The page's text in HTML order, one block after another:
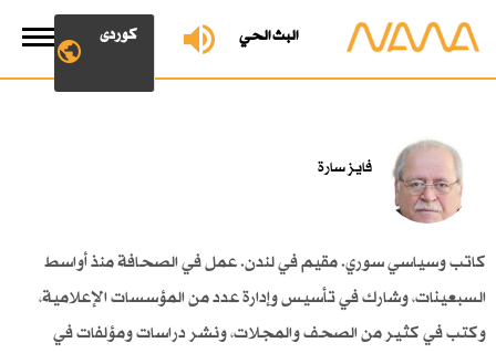
البث الحي کوردی
فايز سارة
كاتب وسياسي سوري. مقيم في لندن. عمل في الصحافة منذ أواسط
السبعينات، وشارك في تأسيس وإدارة عدد من المؤسسات الإعلامية،
وكتب في كثير من الصحف والمجلات، ونشر دراسات ومؤلفات في